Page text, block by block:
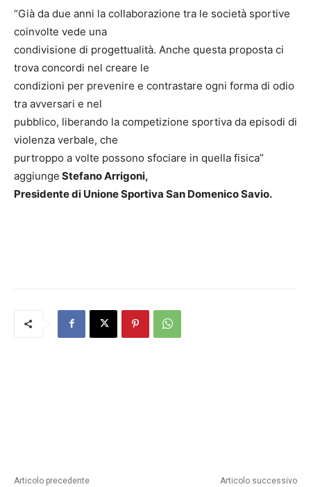
“Già da due anni la collaborazione tra le società sportive
coinvolte vede una
condivisione di progettualità. Anche questa proposta ci
trova concordi nel creare le
condizioni per prevenire e contrastare ogni forma di odio
tra avversari e nel
pubblico, liberando la competizione sportiva da episodi di
violenza verbale, che
purtroppo a volte possono sfociare in quella fisica”
aggiunge Stefano Arrigoni,
Presidente di Unione Sportiva San Domenico Savio.
Articolo precedente Articolo successivo